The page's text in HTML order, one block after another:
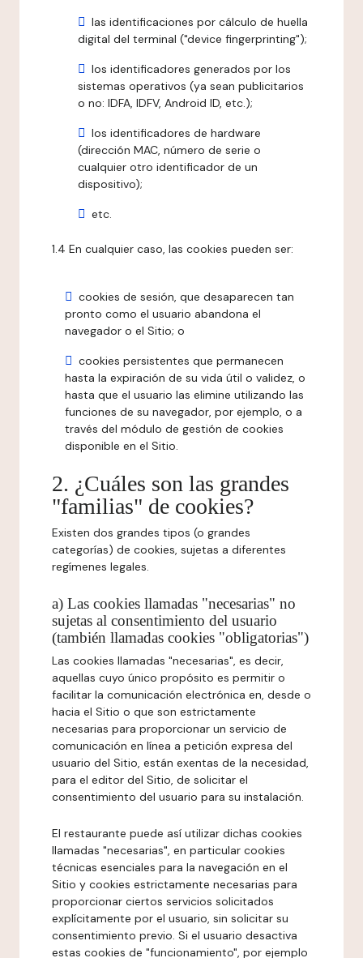
las identificaciones por cálculo de huella
digital del terminal ("device fingerprinting");
los identificadores generados por los
sistemas operativos (ya sean publicitarios
o no: IDFA, IDFV, Android ID, etc.);
los identificadores de hardware
(dirección MAC, número de serie o
cualquier otro identificador de un
dispositivo);
etc.
1.4 En cualquier caso, las cookies pueden ser:
cookies de sesión, que desaparecen tan
pronto como el usuario abandona el
navegador o el Sitio; o
cookies persistentes que permanecen
hasta la expiración de su vida útil o validez, o
hasta que el usuario las elimine utilizando las
funciones de su navegador, por ejemplo, o a
través del módulo de gestión de cookies
disponible en el Sitio.
2. ¿Cuáles son las grandes
"familias" de cookies?
Existen dos grandes tipos (o grandes
categorías) de cookies, sujetas a diferentes
regímenes legales.
a) Las cookies llamadas "necesarias" no
sujetas al consentimiento del usuario
(también llamadas cookies "obligatorias")
Las cookies llamadas "necesarias", es decir,
aquellas cuyo único propósito es permitir o
facilitar la comunicación electrónica en, desde o
hacia el Sitio o que son estrictamente
necesarias para proporcionar un servicio de
comunicación en línea a petición expresa del
usuario del Sitio, están exentas de la necesidad,
para el editor del Sitio, de solicitar el
consentimiento del usuario para su instalación.
El restaurante puede así utilizar dichas cookies
llamadas "necesarias", en particular cookies
técnicas esenciales para la navegación en el
Sitio y cookies estrictamente necesarias para
proporcionar ciertos servicios solicitados
explícitamente por el usuario, sin solicitar su
consentimiento previo. Si el usuario desactiva
estas cookies de "funcionamiento", por ejemplo